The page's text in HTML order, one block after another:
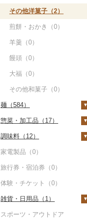
その他果物（1）
びわ（0）
ブルーベリー（0）
パイナップル（1）
栗（0）
その他果物（0）
その他酒（0）
その他洋菓子（2）
煎餅・おかき（0）
羊羹（0）
饅頭（0）
大福（0）
その他和菓子（0）
麺（584）
ラーメン（3）
うどん（108）
そば（262）
パスタ（0）
ひやむぎ（4）
そうめん（4）
その他麺（230）
惣菜・加工品（17）
惣菜（8）
餃子（5）
シュウマイ（0）
コロッケ（0）
その他惣菜（3）
カレー・シチュー
調味料（12）
砂糖（0）
塩（0）
醤油（1）
味噌（0）
酢（0）
家電製品（0）
旅行券・宿泊券（0）
体験・チケット（0）
雑貨・日用品（1）
家具・インテリア
スポーツ・アウトドア